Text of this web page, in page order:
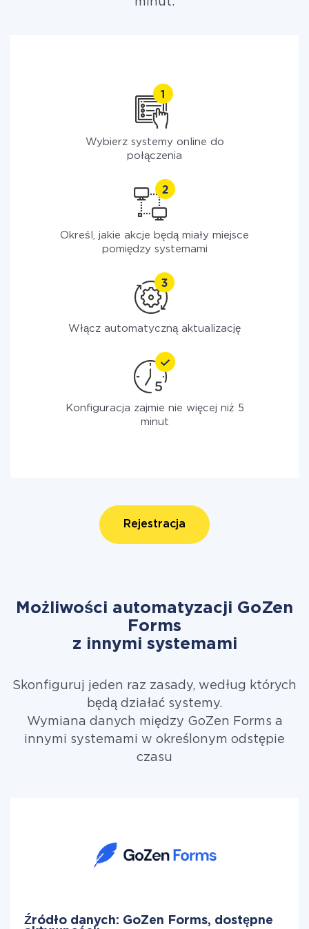
Wybierz systemy online do
połączenia
Określ, jakie akcje będą miały miejsce
pomiędzy systemami
Włącz automatyczną aktualizację
Konfiguracja zajmie nie więcej niż 5
minut
Rejestracja
Możliwości automatyzacji GoZen
Forms
z innymi systemami
Skonfiguruj jeden raz zasady, według których
będą działać systemy.
Wymiana danych między GoZen Forms a
innymi systemami w określonym odstępie
czasu
Źródło danych: GoZen Forms, dostępne